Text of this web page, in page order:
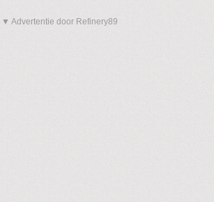
▼ Advertentie door Refinery89